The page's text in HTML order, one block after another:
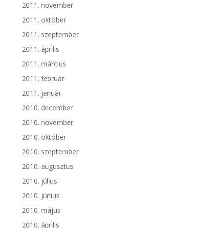
2011. november
2011. október
2011. szeptember
2011. április
2011. március
2011. február
2011. január
2010. december
2010. november
2010. október
2010. szeptember
2010. augusztus
2010. július
2010. június
2010. május
2010. április